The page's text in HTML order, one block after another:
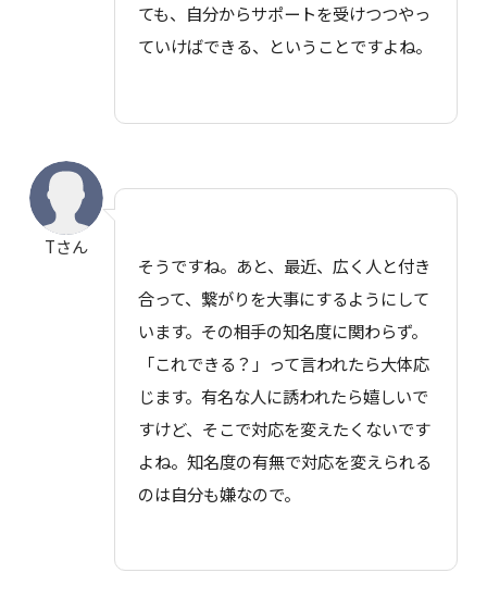
ても、自分からサポートを受けつつやっ
ていけばできる、ということですよね。
Tさん
そうですね。あと、最近、広く人と付き
合って、繋がりを大事にするようにして
います。その相手の知名度に関わらず。
「これできる？」って言われたら大体応
じます。有名な人に誘われたら嬉しいで
すけど、そこで対応を変えたくないです
よね。知名度の有無で対応を変えられる
のは自分も嫌なので。